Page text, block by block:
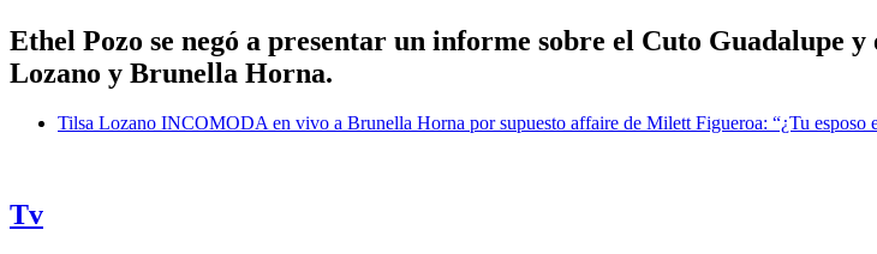
Ethel Pozo se negó a presentar un informe sobre el Cuto Guadalupe
Lozano y Brunella Horna.
Tilsa Lozano INCOMODA en vivo a Brunella Horna por supuesto affaire de Milett Figueroa: “¿Tu esposo
Tv